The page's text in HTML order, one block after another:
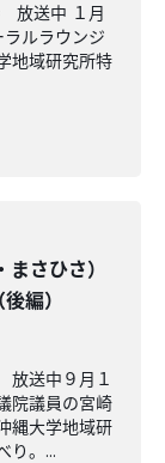
放送中 １月
ルラウンジ
地域研究所特
さひさ）
編）
送中９月１
院議員の宮崎
縄大学地域研
り。...